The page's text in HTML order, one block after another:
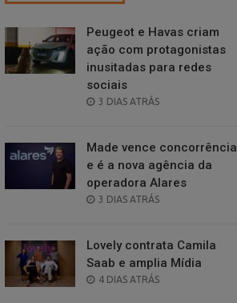
Peugeot e Havas criam
ação com protagonistas
inusitadas para redes
sociais
POSTED
3 DIAS ATRÁS
Made vence concorrência
e é a nova agência da
operadora Alares
POSTED
3 DIAS ATRÁS
Lovely contrata Camila
Saab e amplia Mídia
POSTED
4 DIAS ATRÁS